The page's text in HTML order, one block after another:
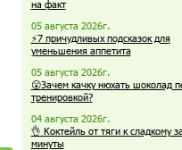
на факт
05 августа 2026г.
⚡7 причудливых подсказок для
уменьшения аппетита
05 августа 2026г.
😮Зачем качку нюхать шоколад
тренировкой?
04 августа 2026г.
👌 Коктейль от тяги к сладкому
минуты